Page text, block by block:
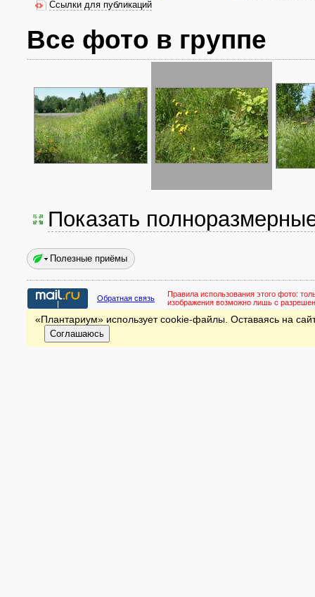
Ссылки для публикаций
Все фото в группе
Показать
Полезные приёмы
Обратная связь Правила использования этого фото:
изображения возможно лишь с
«Плантариум» использует cookie-файлы. Оставаясь на
Соглашаюсь